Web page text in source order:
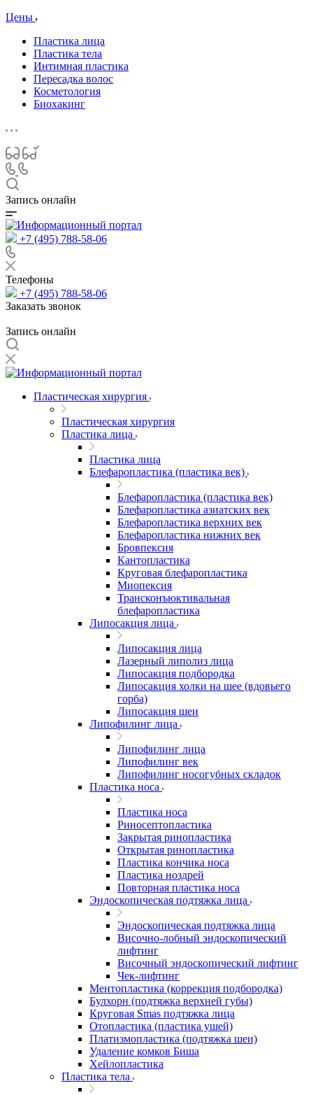
Цены
Пластика лица
Пластика тела
Интимная пластика
Пересадка волос
Косметология
Биохакинг
Запись онлайн
+7 (495) 788-58-06
Телефоны
+7 (495) 788-58-06
Заказать звонок
Запись онлайн
Пластическая хирургия
Пластическая хирургия
Пластика лица
Пластика лица
Блефаропластика (пластика век)
Блефаропластика (пластика век)
Блефаропластика азиатских век
Блефаропластика верхних век
Блефаропластика нижних век
Бровпексия
Кантопластика
Круговая блефаропластика
Миопексия
Трансконъюктивальная
блефаропластика
Липосакция лица
Липосакция лица
Лазерный липолиз лица
Липосакция подбородка
Липосакция холки на шее (вдовьего
горба)
Липосакция шеи
Липофилинг лица
Липофилинг лица
Липофилинг век
Липофилинг носогубных складок
Пластика носа
Пластика носа
Риносептопластика
Закрытая ринопластика
Открытая ринопластика
Пластика кончика носа
Пластика ноздрей
Повторная пластика носа
Эндоскопическая подтяжка лица
Эндоскопическая подтяжка лица
Височно-лобный эндоскопический
лифтинг
Височный эндоскопический лифтинг
Чек-лифтинг
Ментопластика (коррекция подбородка)
Булхорн (подтяжка верхней губы)
Круговая Smas подтяжка лица
Отопластика (пластика ушей)
Платизмопластика (подтяжка шеи)
Удаление комков Биша
Хейлопластика
Пластика тела